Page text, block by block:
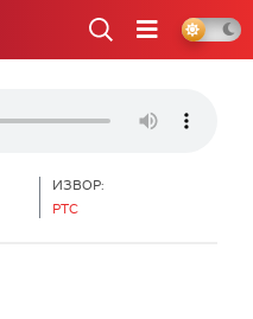
ИЗВОР:
РТС